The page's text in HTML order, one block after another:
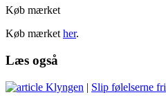
Køb mærket
Køb mærkether.
Læs også
Klyngen | Slip følelserne fri